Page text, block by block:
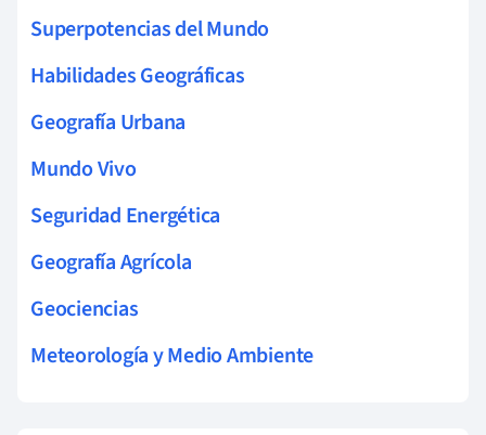
Superpotencias del Mundo
Habilidades Geográficas
Geografía Urbana
Mundo Vivo
Seguridad Energética
Geografía Agrícola
Geociencias
Meteorología y Medio Ambiente